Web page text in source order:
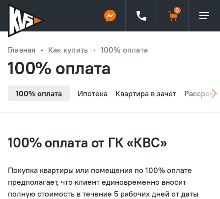
Главная Как купить 100% оплата
100% оплата
100% оплата Ипотека Квартира в зачет
100% оплата от ГК «КВС»
Покупка квартиры или помещения по 100% оплате
предполагает, что клиент единовременно вносит
полную стоимость в течение 5 рабочих дней от даты